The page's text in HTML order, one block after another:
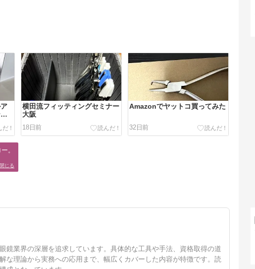
横田流フィッティングセミナー
大阪
18日前
Amazonでヤットコ買ってみた
32日前
鏡業界の深層を追求しています。具体的な工具や手法、資格取得の道
な理論から実務への応用まで、幅広くカバーした内容が特徴です。読
。
じる